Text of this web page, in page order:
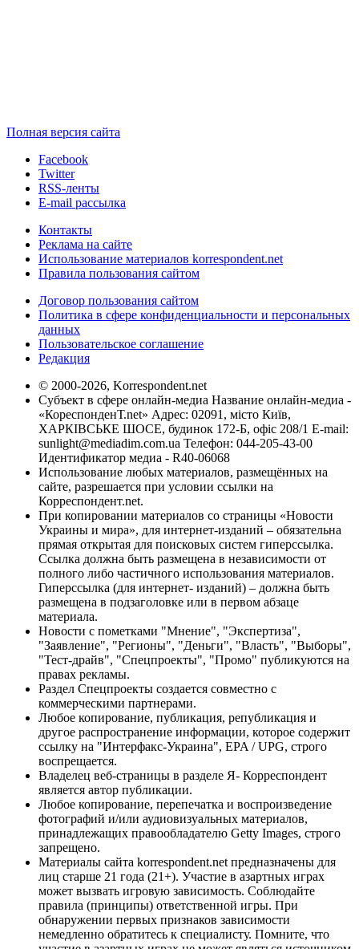
Полная версия сайта
Facebook
Twitter
RSS-ленты
E-mail рассылка
Контакты
Реклама на сайте
Использование материалов korrespondent.net
Правила пользования сайтом
Договор пользования сайтом
Политика в сфере конфиденциальности и персональных
данных
Пользовательское соглашение
Редакция
© 2000-2026, Korrespondent.net
Субъект в сфере онлайн-медиа Название онлайн-медиа -
«КореспонденТ.net» Адрес: 02091, місто Київ,
ХАРКІВСЬКЕ ШОСЕ, будинок 172-Б, офіс 208/1 E-mail:
sunlight@mediadim.com.ua Телефон: 044-205-43-00
Идентификатор медиа - R40-06068
Использование любых материалов, размещённых на
сайте, разрешается при условии ссылки на
Корреспондент.net.
При копировании материалов со страницы «Новости
Украины и мира», для интернет-изданий – обязательна
прямая открытая для поисковых систем гиперссылка.
Ссылка должна быть размещена в независимости от
полного либо частичного использования материалов.
Гиперссылка (для интернет- изданий) – должна быть
размещена в подзаголовке или в первом абзаце
материала.
Новости с пометками "Мнение", "Экспертиза",
"Заявление", "Регионы", "Деньги", "Власть", "Выборы",
"Тест-драйв", "Спецпроекты", "Промо" публикуются на
правах рекламы.
Раздел Спецпроекты создается совместно с
коммерческими партнерами.
Любое копирование, публикация, републикация и
другое распространение информации, которое содержит
ссылку на "Интерфакс-Украина", EPA / UPG, строго
воспрещается.
Владелец веб-страницы в разделе Я- Корреспондент
является автор публикации.
Любое копирование, перепечатка и воспроизведение
фотографий и/или аудиовизуальных материалов,
принадлежащих правообладателю Getty Images, строго
запрещено.
Материалы сайта korrespondent.net предназначены для
лиц старше 21 года (21+). Участие в азартных играх
может вызвать игровую зависимость. Соблюдайте
правила (принципы) ответственной игры. При
обнаружении первых признаков зависимости
немедленно обратитесь к специалисту. Помните, что